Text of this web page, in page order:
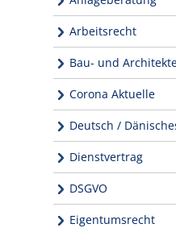
Arbeitsrecht
Bau- und
Corona Aktuelle
Deutsch /
Dienstvertrag
DSGVO
Eigentumsrecht